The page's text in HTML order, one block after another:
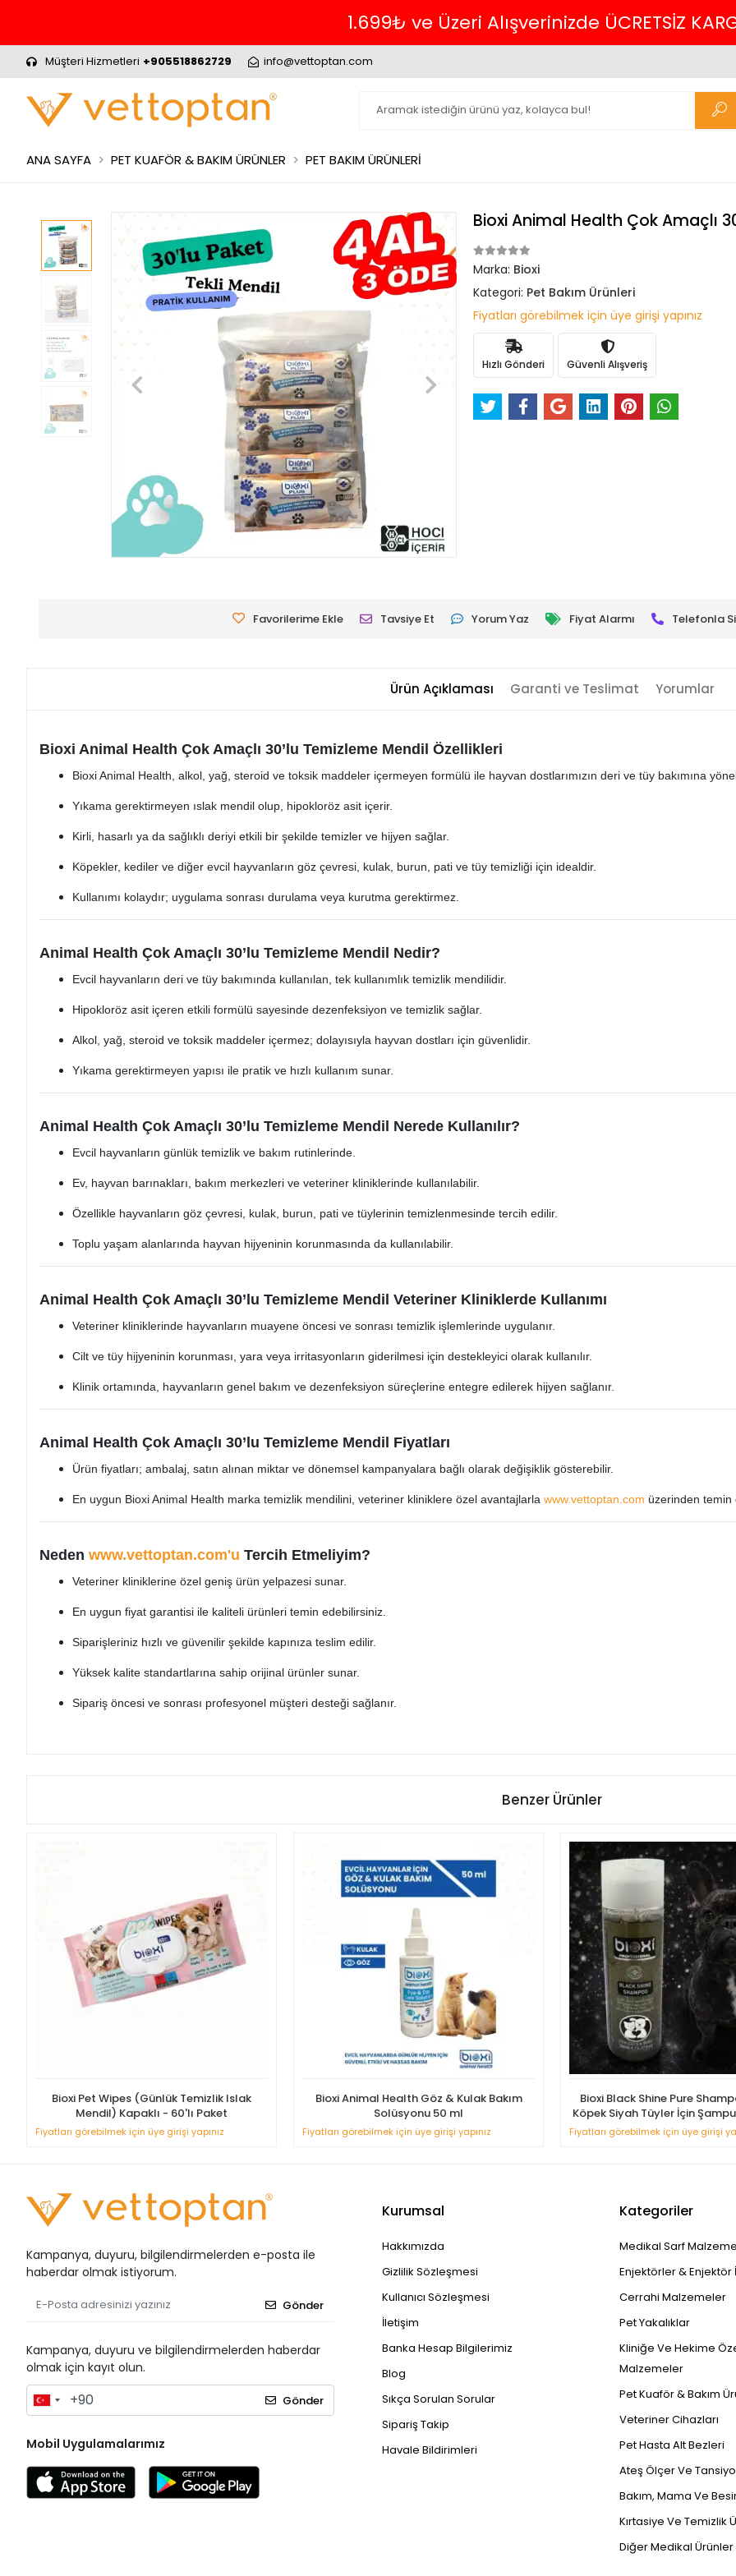
Müşteri Hizmetleri +905518862729 info@vettoptan.com
ANA SAYFA PET KUAFÖR & BAKIM ÜRÜNLER PET BAKIM ÜRÜNLERİ
Bioxi Animal Health Çok Amaçlı
Marka: Bioxi
Kategori: Pet Bakım Ürünleri
Fiyatları görebilmek için üye girişi yapınız
Hızlı Gönderi Güvenli Alışveriş
Favorilerime Ekle Tavsiye Et Yorum Yaz Fiyat Alarmı Telefonla
Ürün Açıklaması Garanti ve Teslimat Yorumlar
Bioxi Animal Health Çok Amaçlı 30’lu Temizleme Mendil Özellikleri
Bioxi Animal Health, alkol, yağ, steroid ve toksik maddeler içermeyen formülü ile hayvan dostlarımızın deri ve tüy bakımına
Yıkama gerektirmeyen ıslak mendil olup, hipokloröz asit içerir.
Kirli, hasarlı ya da sağlıklı deriyi etkili bir şekilde temizler ve hijyen sağlar.
Köpekler, kediler ve diğer evcil hayvanların göz çevresi, kulak, burun, pati ve tüy temizliği için idealdir.
Kullanımı kolaydır; uygulama sonrası durulama veya kurutma gerektirmez.
Animal Health Çok Amaçlı 30’lu Temizleme Mendil Nedir?
Evcil hayvanların deri ve tüy bakımında kullanılan, tek kullanımlık temizlik mendilidir.
Hipokloröz asit içeren etkili formülü sayesinde dezenfeksiyon ve temizlik sağlar.
Alkol, yağ, steroid ve toksik maddeler içermez; dolayısıyla hayvan dostları için güvenlidir.
Yıkama gerektirmeyen yapısı ile pratik ve hızlı kullanım sunar.
Animal Health Çok Amaçlı 30’lu Temizleme Mendil Nerede Kullanılır?
Evcil hayvanların günlük temizlik ve bakım rutinlerinde.
Ev, hayvan barınakları, bakım merkezleri ve veteriner kliniklerinde kullanılabilir.
Özellikle hayvanların göz çevresi, kulak, burun, pati ve tüylerinin temizlenmesinde tercih edilir.
Toplu yaşam alanlarında hayvan hijyeninin korunmasında da kullanılabilir.
Animal Health Çok Amaçlı 30’lu Temizleme Mendil Veteriner Kliniklerde Kullanımı
Veteriner kliniklerinde hayvanların muayene öncesi ve sonrası temizlik işlemlerinde uygulanır.
Cilt ve tüy hijyeninin korunması, yara veya irritasyonların giderilmesi için destekleyici olarak kullanılır.
Klinik ortamında, hayvanların genel bakım ve dezenfeksiyon süreçlerine entegre edilerek hijyen sağlanır.
Animal Health Çok Amaçlı 30’lu Temizleme Mendil Fiyatları
Ürün fiyatları; ambalaj, satın alınan miktar ve dönemsel kampanyalara bağlı olarak değişiklik gösterebilir.
En uygun Bioxi Animal Health marka temizlik mendilini, veteriner kliniklere özel avantajlarla www.vettoptan.com üzerinden temin
Neden www.vettoptan.com'u Tercih Etmeliyim?
Veteriner kliniklerine özel geniş ürün yelpazesi sunar.
En uygun fiyat garantisi ile kaliteli ürünleri temin edebilirsiniz.
Siparişleriniz hızlı ve güvenilir şekilde kapınıza teslim edilir.
Yüksek kalite standartlarına sahip orijinal ürünler sunar.
Sipariş öncesi ve sonrası profesyonel müşteri desteği sağlanır.
Benzer Ürünler
Bioxi Pet Wipes (Günlük Temizlik Islak
Mendil) Kapaklı - 60'lı Paket
Fiyatları görebilmek için üye girişi yapınız
Bioxi Animal Health Göz & Kulak Bakım
Solüsyonu 50 ml
Fiyatları görebilmek için üye girişi yapınız
Bioxi Black Shine Pure
Köpek Siyah Tüyler İçin
Fiyatları görebilmek için üye girişi
Kampanya, duyuru, bilgilendirmelerden e-posta ile
haberdar olmak istiyorum.
Gönder
Kampanya, duyuru ve bilgilendirmelerden haberdar
olmak için kayıt olun.
Gönder
Mobil Uygulamalarımız
Kurumsal
Hakkımızda
Gizlilik Sözleşmesi
Kullanıcı Sözleşmesi
İletişim
Banka Hesap Bilgilerimiz
Blog
Sıkça Sorulan Sorular
Sipariş Takip
Havale Bildirimleri
Kategoriler
Medikal Sarf
Enjektörler & Enjektör
Cerrahi Malzemeler
Pet Yakalıklar
Kliniğe Ve Hekime
Malzemeler
Pet Kuaför & Bakım
Veteriner Cihazları
Pet Hasta Alt Bezleri
Ateş Ölçer Ve
Bakım, Mama Ve
Kırtasiye Ve Temizlik
Diğer Medikal Ürünler